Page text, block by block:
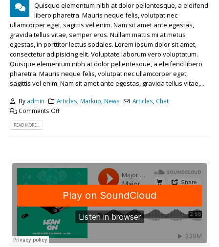
Quisque elementum nibh at dolor pellentesque, a eleifend
libero pharetra. Mauris neque felis, volutpat nec
ullamcorper eget, sagittis vel enim. Nam sit amet ante egestas,
gravida tellus vitae, semper eros. Nullam mattis mi at metus
egestas, in porttitor lectus sodales. Lorem ipsum dolor sit amet,
consectetur adipisicing elit. Voluptate laborum vero voluptatum.
Quisque elementum nibh at dolor pellentesque, a eleifend libero
pharetra. Mauris neque felis, volutpat nec ullamcorper eget,
sagittis vel enim. Nam sit amet ante egestas, gravida tellus vitae,...
By admin Articles Markup News Articles Chat
Comments Off
READ MORE...